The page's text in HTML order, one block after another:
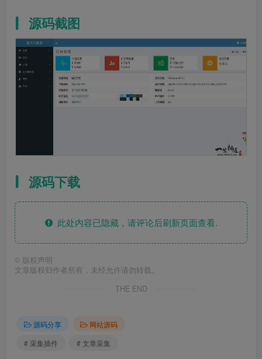
源码截图
源码下载
此处内容已隐藏，请评论后刷新页面查看.
© 版权声明
文章版权归作者所有，未经允许请勿转载。
THE END
源码分享
网站源码
# 采集插件
# 文章采集